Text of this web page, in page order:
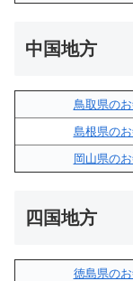
中国地方
鳥取県の
島根県の
岡山県の
四国地方
徳島県の